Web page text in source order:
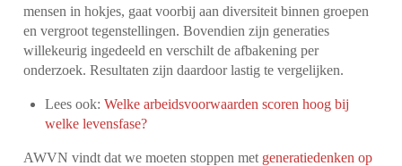
mensen in hokjes, gaat voorbij aan diversiteit binnen groepen
en vergroot tegenstellingen. Bovendien zijn generaties
willekeurig ingedeeld en verschilt de afbakening per
onderzoek. Resultaten zijn daardoor lastig te vergelijken.
Lees ook:Welke arbeidsvoorwaarden scoren hoog bij
welke levensfase?
AWVN vindt dat we moeten stoppen met generatiedenken op